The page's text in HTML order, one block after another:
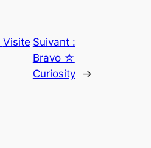
Visite Suivant :
Bravo ☆
Curiosity
→